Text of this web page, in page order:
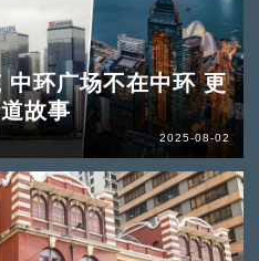
中环广场不在中环 更
故事
2025-08-02